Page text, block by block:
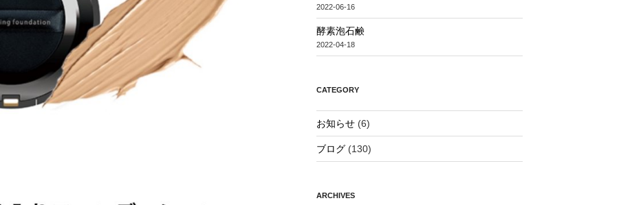
2022-06-16
酵素泡石鹸
2022-04-18
CATEGORY
お知らせ (6)
ブログ (130)
ARCHIVES